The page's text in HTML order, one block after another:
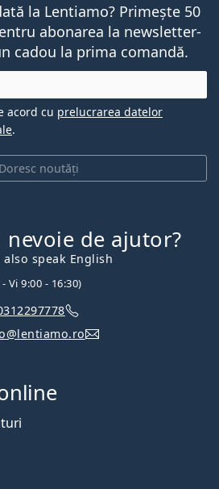
la Lentiamo? Primește 50
abonarea la newsletter-
cadou la prima comandă.
Doresc noutăți
acord cu prelucrarea datelor
.
nevoie de ajutor?
also speak English
Vi 9:00 - 16:30)